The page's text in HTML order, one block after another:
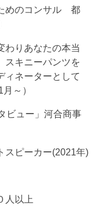
めのコンサル 都
わりあなたの本当
スキニーパンツを
ィネーターとして
～）
ビュー」河合商事
ピーカー(2021年)
人以上